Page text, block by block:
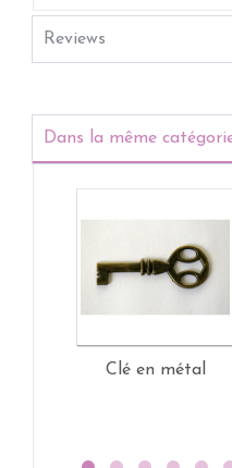
Reviews
Dans la même
Clé en métal